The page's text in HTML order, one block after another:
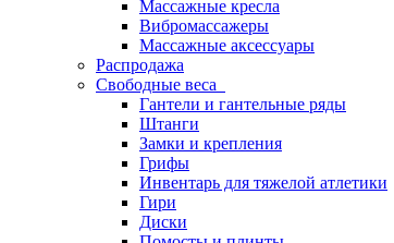
Массажные кресла
Вибромассажеры
Массажные аксессуары
Распродажа
Свободные веса
Гантели и гантельные ряды
Штанги
Замки и крепления
Грифы
Инвентарь для тяжелой атлетики
Гири
Диски